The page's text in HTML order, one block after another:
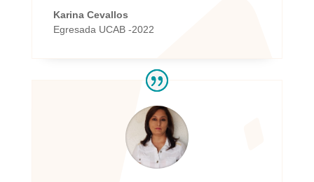
Karina Cevallos
Egresada UCAB -2022